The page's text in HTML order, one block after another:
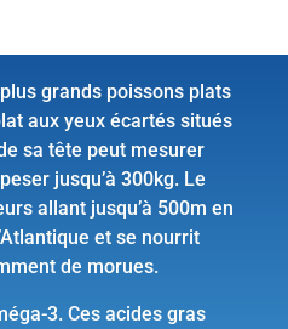
grands poissons plats
aux yeux écartés situés
sa tête peut mesurer
jusqu’à 300kg. Le
allant jusqu’à 500m en
et se nourrit
de morues.
3. Ces acides gras